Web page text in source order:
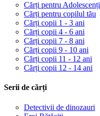
Cărți pentru Adolescenți
Cărți pentru copilul tău
Cărți copii 1 - 3 ani
Cărți copii 4 - 6 ani
Cărți copii 7 - 8 ani
Cărți copii 9 - 10 ani
Cărți copii 11 - 12 ani
Cărți copii 12 - 14 ani
Serii de cărți
Detectivii de dinozauri